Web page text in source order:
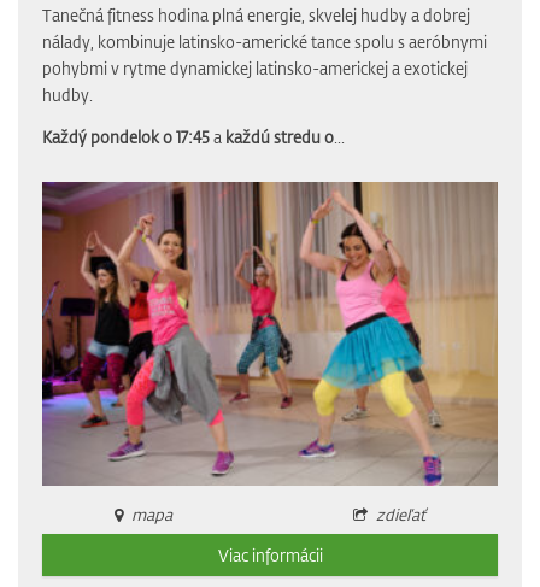
Tanečná fitness hodina plná energie, skvelej hudby a dobrej
nálady, kombinuje latinsko-americké tance spolu s aeróbnymi
pohybmi v rytme dynamickej latinsko-americkej a exotickej
hudby.
Každý pondelok o 17:45a každú stredu o
mapa
zdieľať
Viac informácii